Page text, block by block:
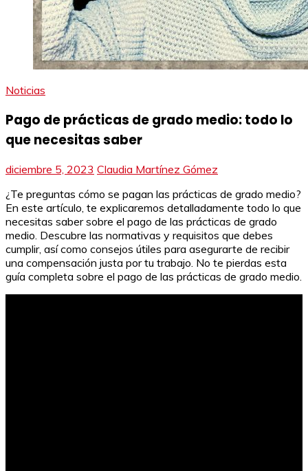
Noticias
Pago de prácticas de grado medio: todo lo
que necesitas saber
diciembre 5, 2023 Claudia Martínez Gómez
¿Te preguntas cómo se pagan las prácticas de grado medio?
En este artículo, te explicaremos detalladamente todo lo que
necesitas saber sobre el pago de las prácticas de grado
medio. Descubre las normativas y requisitos que debes
cumplir, así como consejos útiles para asegurarte de recibir
una compensación justa por tu trabajo. No te pierdas esta
guía completa sobre el pago de las prácticas de grado medio.